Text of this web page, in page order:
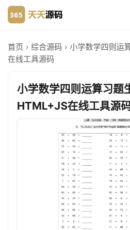
首页 › 综合源码 › 小学数学四则运
在线工具源码
小学数学四则运算习题
HTML+JS在线工具源